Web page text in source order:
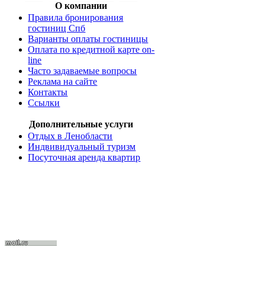
О компании
Правила бронирования
гостиниц Спб
Варианты оплаты гостиницы
Оплата по кредитной карте on-
line
Часто задаваемые вопросы
Реклама на сайте
Контакты
Ссылки
Дополнительные услуги
Отдых в Ленобласти
Индвивидуальный туризм
Посуточная аренда квартир